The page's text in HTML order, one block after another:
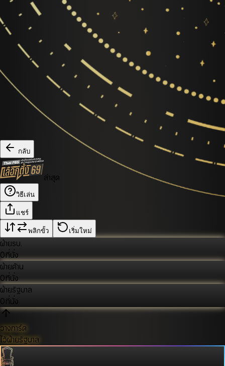
กลับ
ล่าสุด
วิธีเล่น
แชร์
พลิกขั้ว เริ่มใหม่
ฝ่ายรบ.
0ที่นั่ง
ฝ่ายค้าน
0ที่นั่ง
ฝ่ายรัฐบาล
0ที่นั่ง
วางการ์ด
ไว้ฝ่ายรัฐบาล